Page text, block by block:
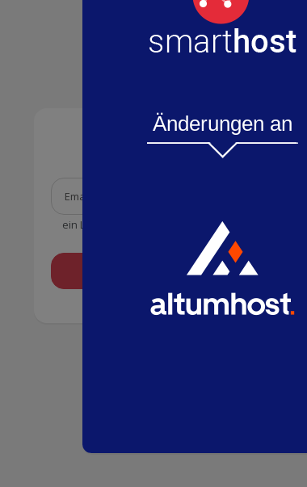
Passwort-
ein Link zum Ändern des Passworts wird an die
Senden
Änderungen an